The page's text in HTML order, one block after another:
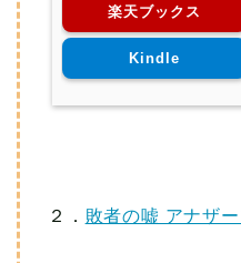
楽天ブックス
Kindle
２． 敗者の嘘 アナザ